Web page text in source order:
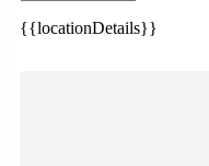
{{locationDetails}}